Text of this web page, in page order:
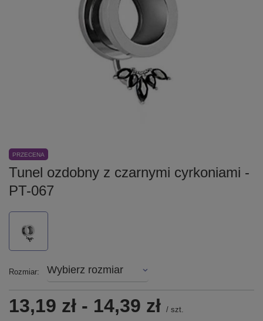
PRZECENA
Tunel ozdobny z czarnymi cyrkoniami -
PT-067
Rozmiar Wybierz rozmiar
13,19 zł - 14,39 zł / szt.